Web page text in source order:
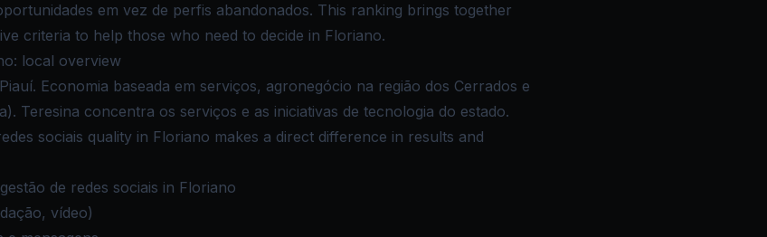
em vez de perfis abandonados. This ranking brings together
criteria to help those who need to decide in Floriano.
local overview
Economia baseada em serviços, agronegócio na região dos Cerrados e
Teresina concentra os serviços e as iniciativas de tecnologia do estado.
sociais quality in Floriano makes a direct difference in results and
de redes sociais in Floriano
vídeo)